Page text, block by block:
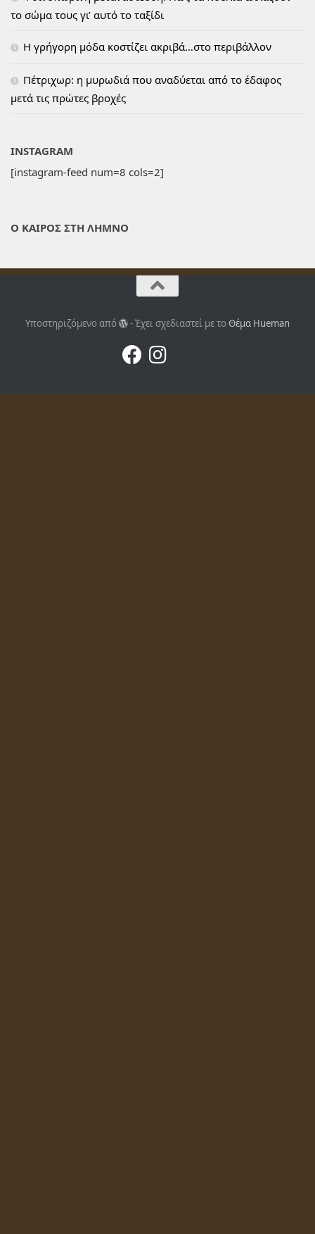
το σώμα τους γι’ αυτό το ταξίδι
H γρήγορη μόδα κοστίζει ακριβά…στο περιβάλλον
Πέτριχωρ: η μυρωδιά που αναδύεται από το έδαφος
μετά τις πρώτες βροχές
INSTAGRAM
[instagram-feed num=8 cols=2]
Ο ΚΑΙΡΟΣ ΣΤΗ ΛΗΜΝΟ
Υποστηριζόμενο από - Έχει σχεδιαστεί με το Θέμα Ηueman